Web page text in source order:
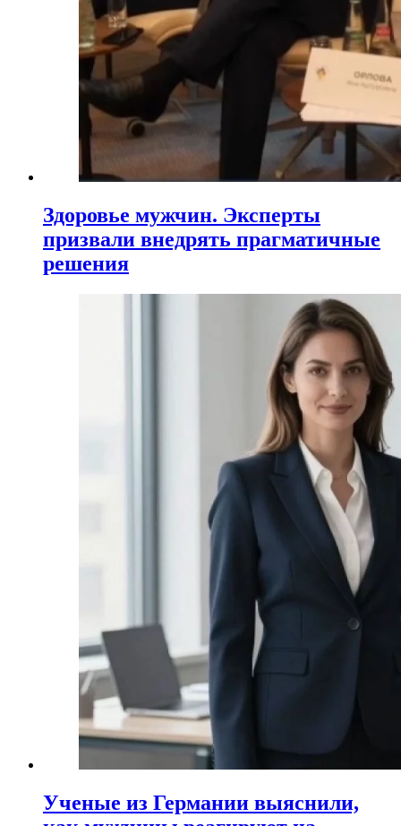
Здоровье мужчин. Эксперты
призвали внедрять прагматичные
решения
Ученые из Германии выяснили,